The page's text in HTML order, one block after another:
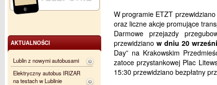
W programie ETZT
oraz liczne akcje promujące
Darmowe przejazdy
przewidzianow dniu 20
Day” na Krakowskim
zatoce przystankowej Plac
15:30 przewidziano bezpłatny
AKTUALNOŚCI
Lublin z nowymi autobusami
Elektryczny autobus IRIZAR
na testach w Lublinie